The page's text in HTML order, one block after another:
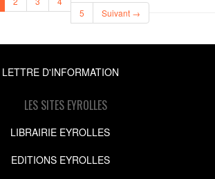
5
Suivant →
LETTRE D'INFORMATION
LES SITES EYROLLES
LIBRAIRIE EYROLLES
EDITIONS EYROLLES